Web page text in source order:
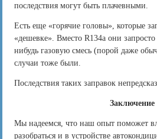
последствия могут быть плачевными.
Есть еще «горячие головы», которые
«дешевке». Вместо R134a они
нибудь газовую смесь (порой даже
случаи тоже были.
Последствия таких заправок
Заключение
Мы надеемся, что наш опыт поможет
разобраться и в устройстве